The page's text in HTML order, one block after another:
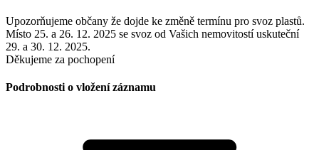
Upozorňujeme občany že dojde ke změně termínu pro svoz plastů.
Místo 25. a 26. 12. 2025 se svoz od Vašich nemovitostí uskuteční
29. a 30. 12. 2025.
Děkujeme za pochopení
Podrobnosti o vložení záznamu